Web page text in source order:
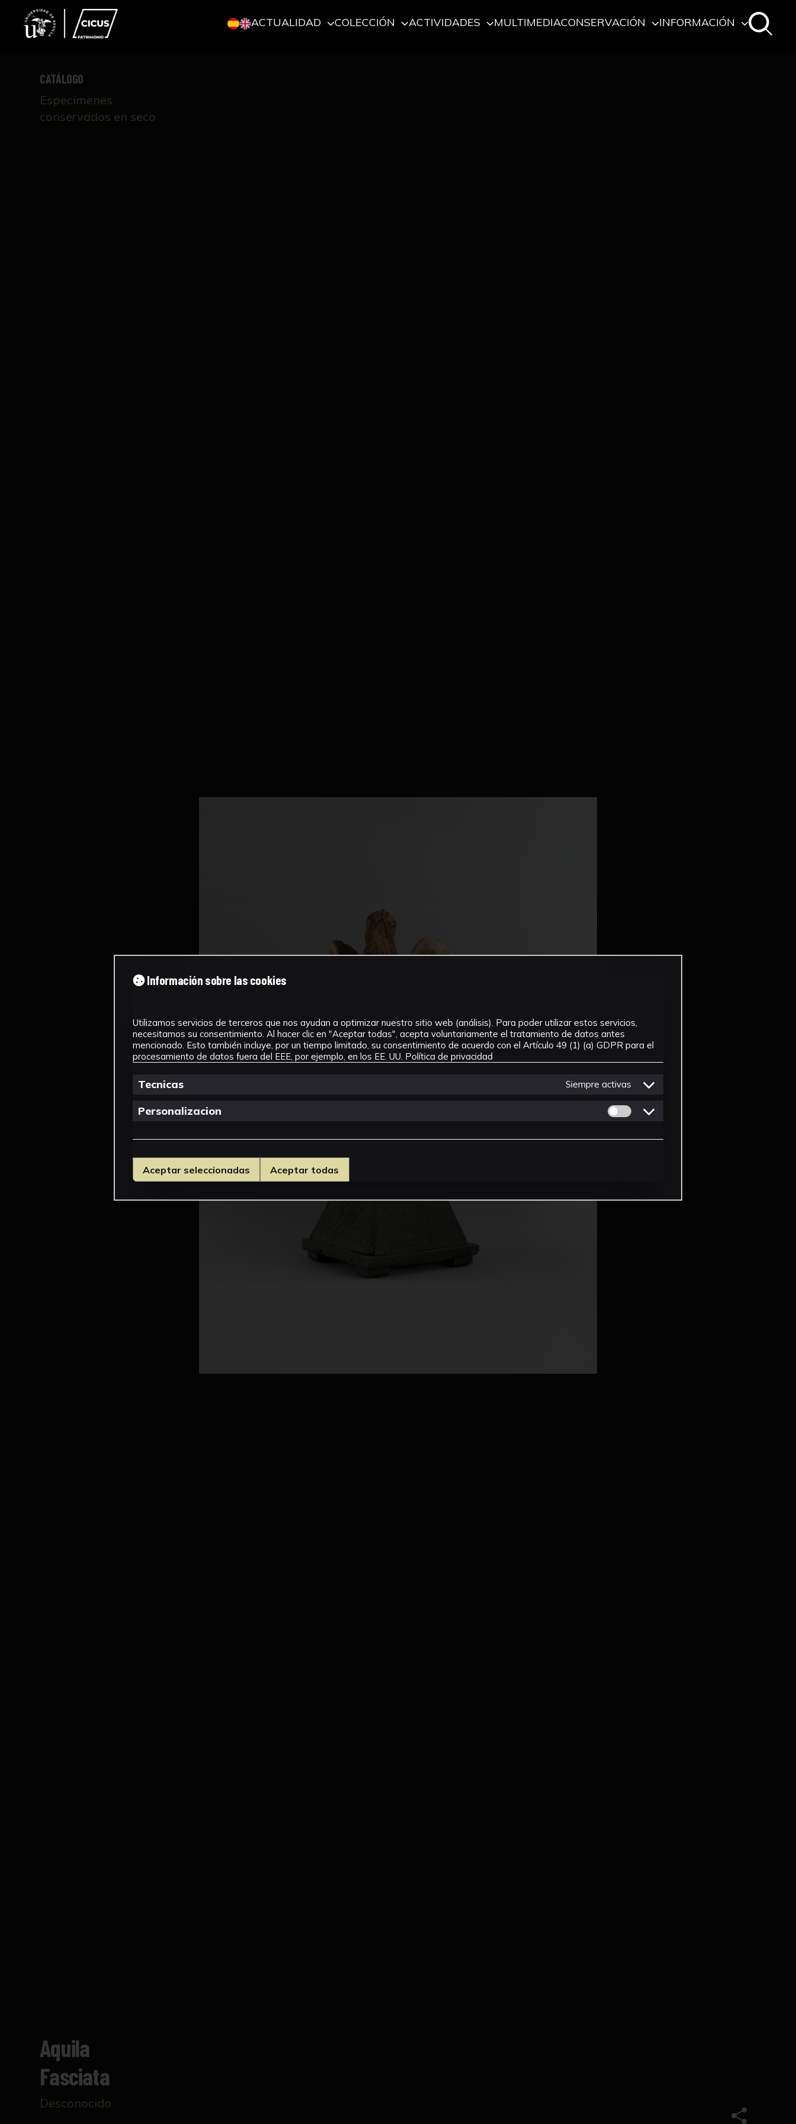
ACTUALIDAD COLECCIÓN ACTIVIDADES MULTIMEDIACONSERVACIÓN INFORMACIÓN
CATÁLOGO
Especímenes
conservados en seco
Aquila
Fasciata
Desconocido
Información sobre las cookies
Utilizamos servicios de terceros que nos ayudan a optimizar nuestro sitio web (análisis). Para poder utilizar estos servicios,
necesitamos su consentimiento. Al hacer clic en "Aceptar todas", acepta voluntariamente el tratamiento de datos antes
mencionado. Esto también incluye, por un tiempo limitado, su consentimiento de acuerdo con el Artículo 49 (1) (a) GDPR para el
procesamiento de datos fuera del EEE, por ejemplo, en los EE. UU. Política de privacidad
Tecnicas Siempre activas
Personalizacion Permitir cookies de Personalizacion
Aceptar seleccionadas Aceptar todas